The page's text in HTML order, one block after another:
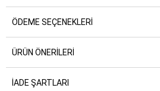
ÖDEME SEÇENEKLERI
ÜRÜN ÖNERILERI
İADE ŞARTLARI